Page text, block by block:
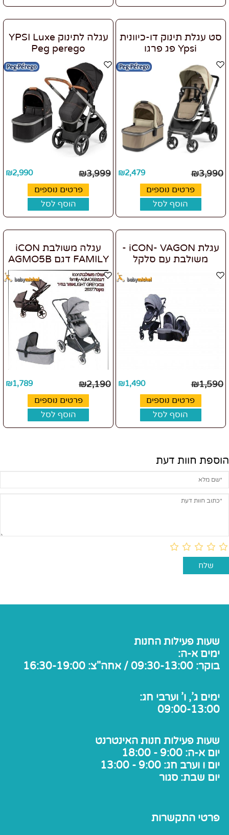
סט עגלת תינוק דו-כיוונית
Ypsi פג פרגו
₪3,990
₪2,479
פרטים נוספים
הוסף לסל
עגלה לתינוק YPSI Luxe
Peg perego
₪3,999
₪2,990
פרטים נוספים
הוסף לסל
עגלת iCON- VAGON -
משולבת עם סלקל
₪1,590
₪1,490
פרטים נוספים
הוסף לסל
עגלה משולבת iCON
FAMILY דגם AGMO5B
₪2,190
₪1,789
פרטים נוספים
הוסף לסל
הוספת חוות דעת
שעות פעילות החנות
ימים א-ה:
בוקר: 09:30-13:00 / אחה"צ: 16:30-19:00
ימים ג', ו' וערבי חג:
09:00-13:00
שעות פעילות חנות האינטרנט
יום א-ה: 9:00 - 18:00
יום ו וערב חג: 9:00 - 13:00
יום שבת: סגור
פרטי התקשרות